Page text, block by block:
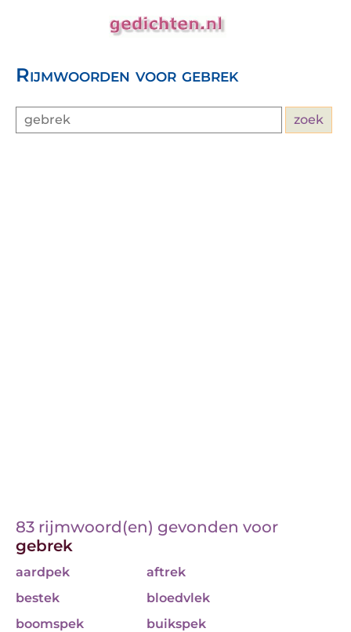
Rijmwoorden voor gebrek
83 rijmwoord(en) gevonden voor
gebrek
aardpek
aftrek
bestek
bloedvlek
boomspek
buikspek